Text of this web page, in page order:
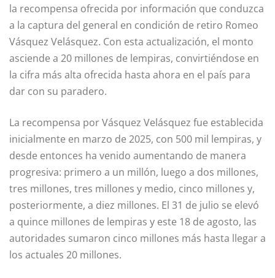
la recompensa ofrecida por información que conduzca
a la captura del general en condición de retiro Romeo
Vásquez Velásquez. Con esta actualización, el monto
asciende a 20 millones de lempiras, convirtiéndose en
la cifra más alta ofrecida hasta ahora en el país para
dar con su paradero.
La recompensa por Vásquez Velásquez fue establecida
inicialmente en marzo de 2025, con 500 mil lempiras, y
desde entonces ha venido aumentando de manera
progresiva: primero a un millón, luego a dos millones,
tres millones, tres millones y medio, cinco millones y,
posteriormente, a diez millones. El 31 de julio se elevó
a quince millones de lempiras y este 18 de agosto, las
autoridades sumaron cinco millones más hasta llegar a
los actuales 20 millones.